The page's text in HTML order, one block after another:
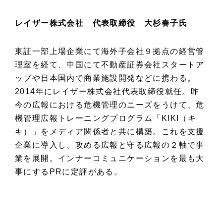
レイザー株式会社 代表取締役 大杉春子氏
東証一部上場企業にて海外子会社９拠点の経営管
理室を経て、中国にて不動産証券会社スタートア
ップや日本国内で商業施設開発などに携わる。
2014年にレイザー株式会社代表取締役就任。昨
今の広報における危機管理のニーズをうけて、危
機管理広報トレーニングプログラム「KIKI（キ
キ）」をメディア関係者と共に構築。これを支援
企業に導入し、攻める広報と守る広報の２軸で事
業を展開。インナーコミュニケーションを最も大
事にするPRに定評がある。